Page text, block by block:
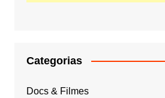
Categorias
Docs & Filmes